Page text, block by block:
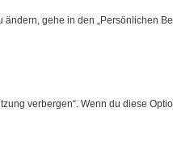
gehe in den „Persönlichen
verbergen“. Wenn du diese